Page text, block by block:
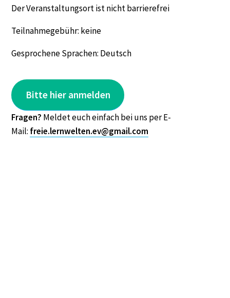
Der Veranstaltungsort ist nicht barrierefrei
Teilnahmegebühr: keine
Gesprochene Sprachen: Deutsch
Bitte hier anmelden
Fragen? Meldet euch einfach bei uns per E-
Mail: freie.lernwelten.ev@gmail.com